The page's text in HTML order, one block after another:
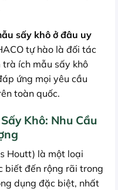
sấy khô ở đâu uy
tự hào là đối tác
ích mẫu sấy khô
ứng mọi yêu cầu
toàn quốc.
Khô: Nhu Cầu
Houtt) là một loại
biết đến rộng rãi trong
dụng đặc biệt, nhất